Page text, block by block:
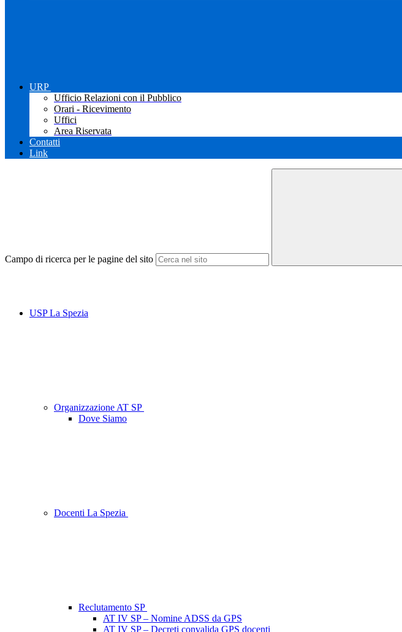
URP
Ufficio Relazioni con il Pubblico
Orari - Ricevimento
Uffici
Area Riservata
Contatti
Link
Campo di ricerca per le pagine del sito
USP La Spezia
Organizzazione AT SP
Dove Siamo
Docenti La Spezia
Reclutamento SP
AT IV SP – Nomine ADSS da GPS
AT IV SP – Decreti convalida GPS docenti